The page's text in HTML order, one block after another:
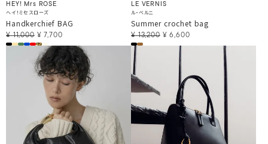
HEY! Mrs ROSE
ヘイ！ミセスローズ
Handkerchief BAG
¥ 11,000 ¥ 7,700
LE VERNIS
ル・ベルニ
Summer crochet bag
¥ 13,200 ¥ 6,600